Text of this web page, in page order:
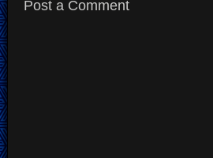
Post a Comment